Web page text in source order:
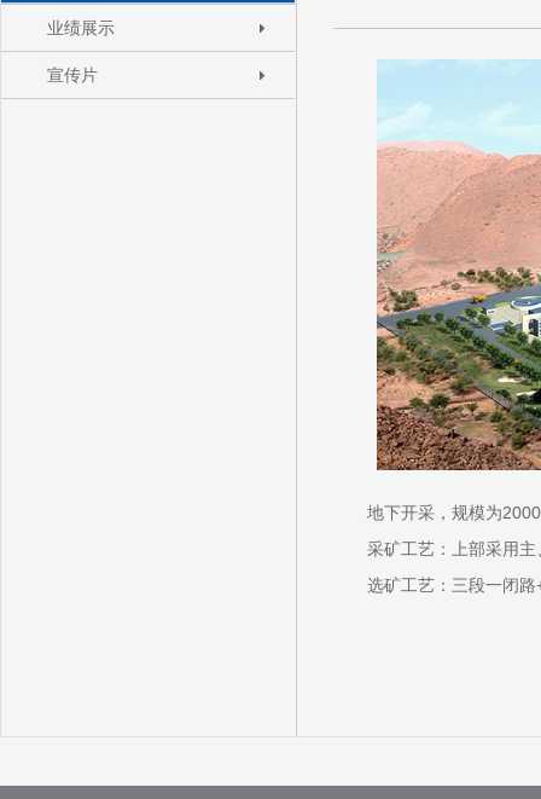
业绩展示
宣传片
地下开采，规模为
采矿工艺：上部采用主
选矿工艺：三段一闭路